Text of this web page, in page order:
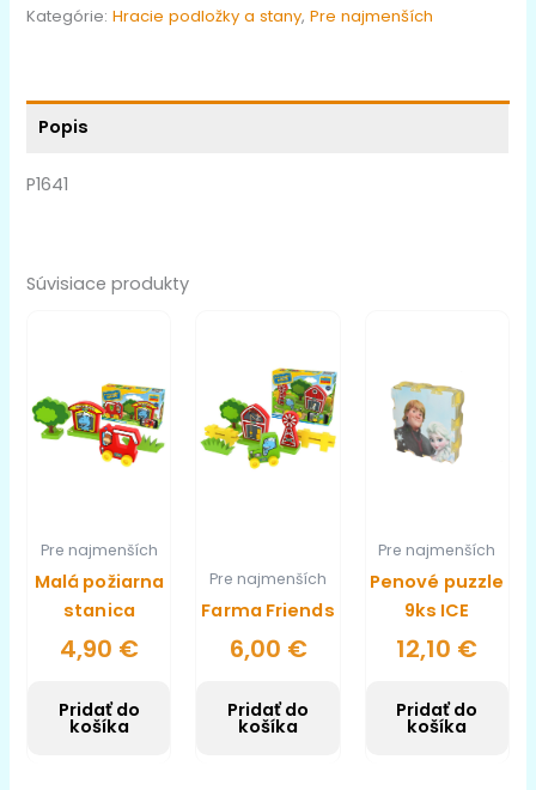
Kategórie:Hracie podložky a stany,Pre najmenších
Popis
P1641
Súvisiace produkty
Pre najmenších
Malá požiarna
stanica
4,90 €
Pridať do
košíka
Pre najmenších
Farma Friends
6,00 €
Pridať do
košíka
Pre najmenších
Penové puzzle
9ks ICE
12,10 €
Pridať do
košíka